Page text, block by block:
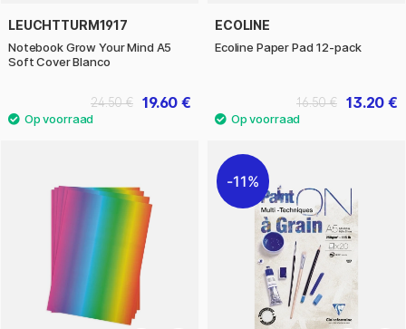
LEUCHTTURM1917
Notebook Grow Your Mind A5
Soft Cover Blanco
19.60 €
24.50 €
ECOLINE
Ecoline Paper Pad 12-pack
13.20 €
16.50 €
11%